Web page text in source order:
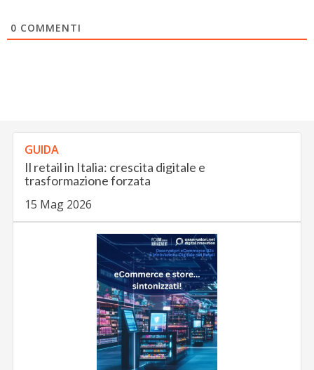
0 COMMENTI
GUIDA
Il retail in Italia: crescita digitale e
trasformazione forzata
15 Mag 2026